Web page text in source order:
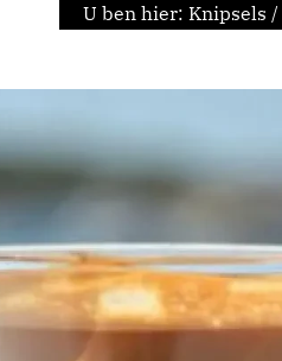
U ben hier: Knipsels /